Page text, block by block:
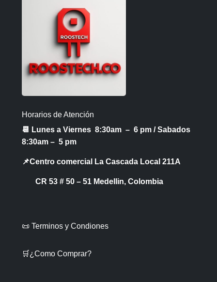
Horarios de Atención
📆 Lunes a Viernes 8:30am – 6 pm /Sabados
8:30am – 5 pm
📌Centro comercial La Cascada Local 211A
CR 53 # 50 – 51 Medellin, Colombia
📜 Terminos y Condiones
🛒¿Como Comprar?